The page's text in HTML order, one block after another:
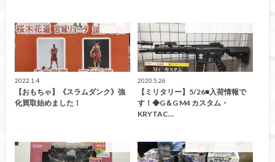
2022.1.4
【おもちゃ】《スラムダンク》強
化買取始めました！
2020.5.26
【ミリタリー】5/26■入荷情報で
す！◆G＆G M4 カスタム・
KRYTAC…